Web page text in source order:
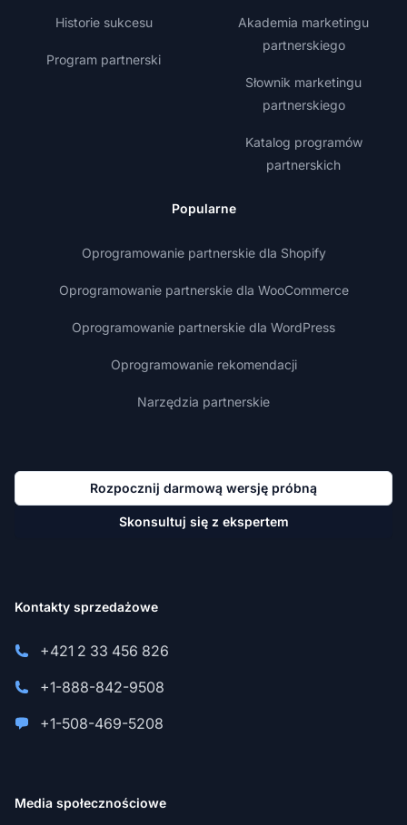
Historie sukcesu
Program partnerski
Akademia marketingu
partnerskiego
Słownik marketingu
partnerskiego
Katalog programów
partnerskich
Popularne
Oprogramowanie partnerskie dla Shopify
Oprogramowanie partnerskie dla WooCommerce
Oprogramowanie partnerskie dla WordPress
Oprogramowanie rekomendacji
Narzędzia partnerskie
Rozpocznij darmową wersję próbną
Skonsultuj się z ekspertem
Kontakty sprzedażowe
+421 2 33 456 826
+1-888-842-9508
+1-508-469-5208
Media społecznościowe